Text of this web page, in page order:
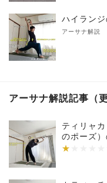
ハイラン
アーサナ解説
アーサナ解説記事（
ティリャ
のポーズ
★